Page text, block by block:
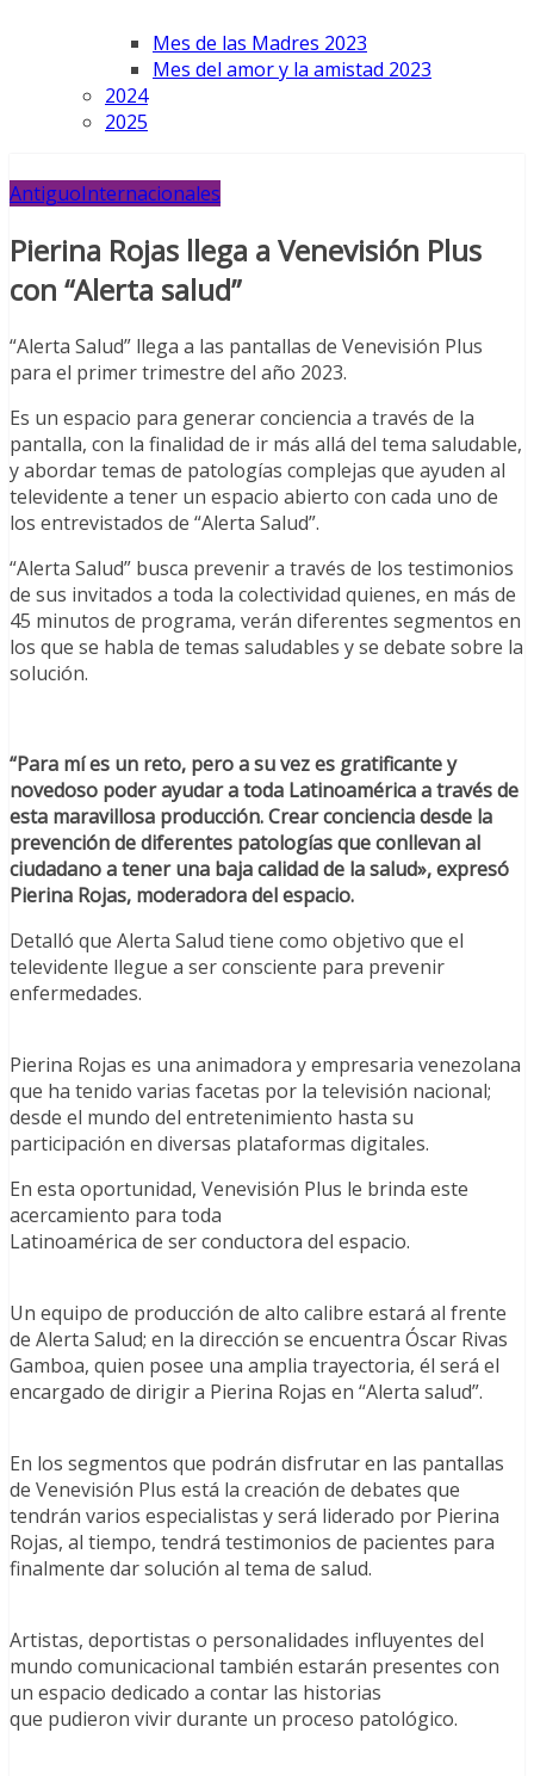
Mes de las Madres 2023
Mes del amor y la amistad 2023
2024
2025
AntiguoInternacionales
Pierina Rojas llega a Venevisión Plus
con “Alerta salud”
“Alerta Salud” llega a las pantallas de Venevisión Plus
para el primer trimestre del año 2023.
Es un espacio para generar conciencia a través de la
pantalla, con la finalidad de ir más allá del tema saludable,
y abordar temas de patologías complejas que ayuden al
televidente a tener un espacio abierto con cada uno de
los entrevistados de “Alerta Salud”.
“Alerta Salud” busca prevenir a través de los testimonios
de sus invitados a toda la colectividad quienes, en más de
45 minutos de programa, verán diferentes segmentos en
los que se habla de temas saludables y se debate sobre la
solución.
“Para mí es un reto, pero a su vez es gratificante y
novedoso poder ayudar a toda Latinoamérica a través de
esta maravillosa producción. Crear conciencia desde la
prevención de diferentes patologías que conllevan al
ciudadano a tener una baja calidad de la salud», expresó
Pierina Rojas, moderadora del espacio.
Detalló que Alerta Salud tiene como objetivo que el
televidente llegue a ser consciente para prevenir
enfermedades.
Pierina Rojas es una animadora y empresaria venezolana
que ha tenido varias facetas por la televisión nacional;
desde el mundo del entretenimiento hasta su
participación en diversas plataformas digitales.
En esta oportunidad, Venevisión Plus le brinda este
acercamiento para toda
Latinoamérica de ser conductora del espacio.
Un equipo de producción de alto calibre estará al frente
de Alerta Salud; en la dirección se encuentra Óscar Rivas
Gamboa, quien posee una amplia trayectoria, él será el
encargado de dirigir a Pierina Rojas en “Alerta salud”.
En los segmentos que podrán disfrutar en las pantallas
de Venevisión Plus está la creación de debates que
tendrán varios especialistas y será liderado por Pierina
Rojas, al tiempo, tendrá testimonios de pacientes para
finalmente dar solución al tema de salud.
Artistas, deportistas o personalidades influyentes del
mundo comunicacional también estarán presentes con
un espacio dedicado a contar las historias
que pudieron vivir durante un proceso patológico.